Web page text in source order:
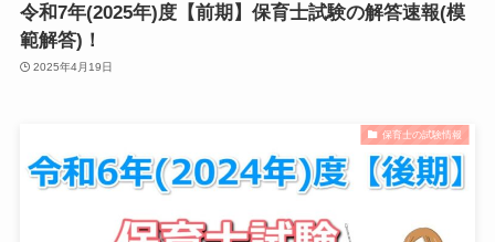
令和7年(2025年)度【前期】保育士試験の解答速報(模
範解答)！
2025年4月19日
保育士の試験情報